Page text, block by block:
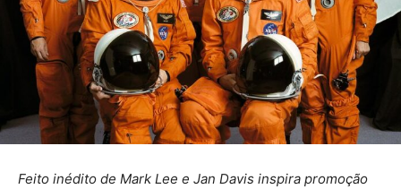
Feito inédito de Mark Lee e Jan Davis inspira promoção